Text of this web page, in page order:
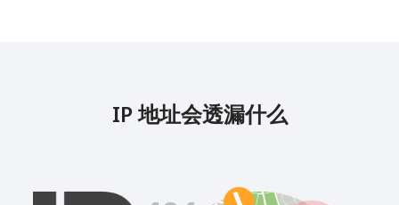
IP 地址会透漏什么